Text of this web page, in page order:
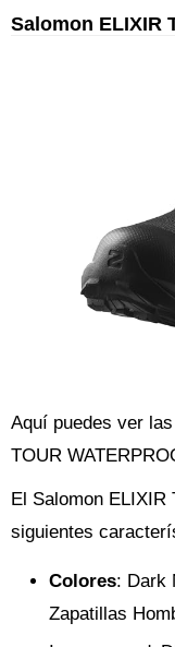
Salomon ELIXIR
Aquí puedes ver
TOUR
El Salomon ELIXIR
siguientes
Colores: Dark
Zapatillas